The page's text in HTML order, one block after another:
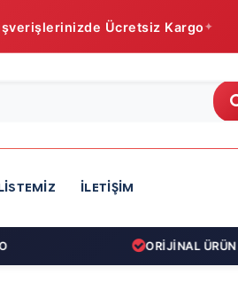
Ücretsiz Kargo
İLETIŞIM
ORİJİNAL ÜRÜN